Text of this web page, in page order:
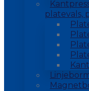
platevals,